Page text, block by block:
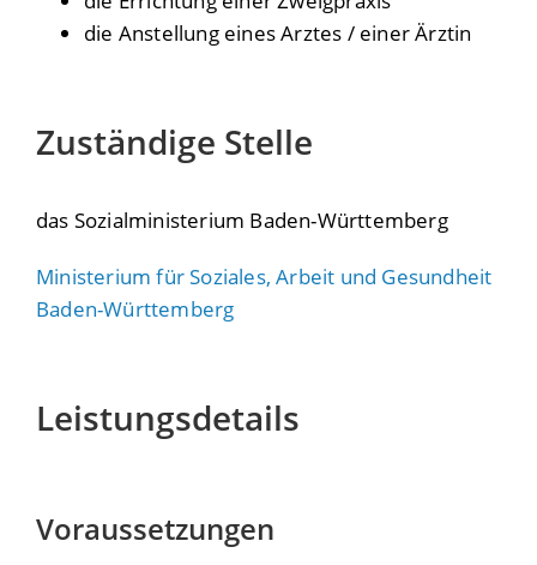
die Anstellung eines Arztes / einer Ärztin
Zuständige Stelle
das Sozialministerium Baden-Württemberg
Ministerium für Soziales, Arbeit und Gesundheit
Baden-Württemberg
Leistungsdetails
Voraussetzungen